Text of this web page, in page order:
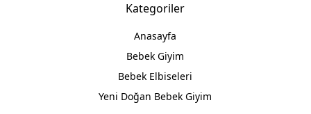
Kategoriler
Anasayfa
Bebek Giyim
Bebek Elbiseleri
Yeni Doğan Bebek Giyim